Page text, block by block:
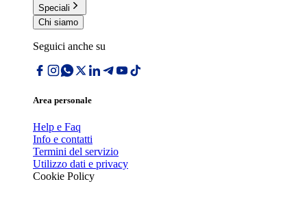
Speciali
Chi siamo
Seguici anche su
Area personale
Help e Faq
Info e contatti
Termini del servizio
Utilizzo dati e privacy
Cookie Policy